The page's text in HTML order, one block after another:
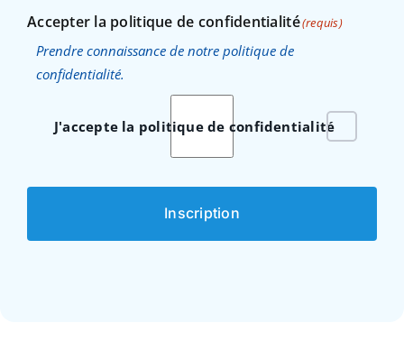
Accepter la politique de confidentialité(requis)
Prendre connaissance de notre politique de
confidentialité.
J'accepte la politique de confidentialité
Inscription